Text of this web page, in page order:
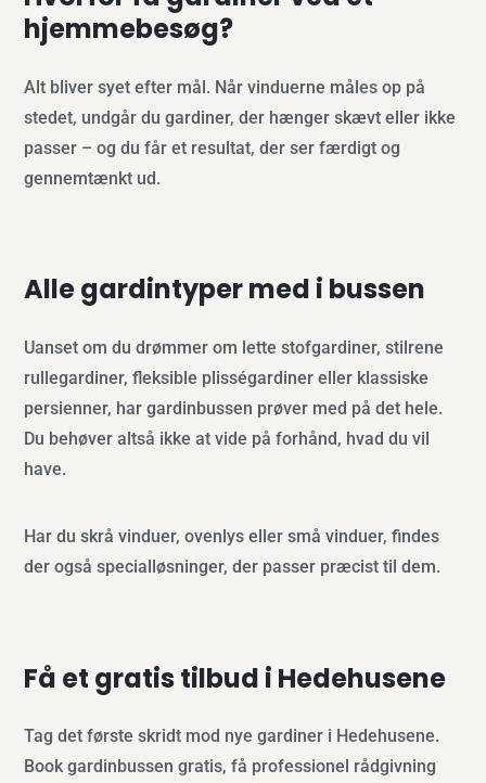
hjemmebesøg?
Alt bliver syet efter mål. Når vinduerne måles op på
stedet, undgår du gardiner, der hænger skævt eller ikke
passer – og du får et resultat, der ser færdigt og
gennemtænkt ud.
Alle gardintyper med i bussen
Uanset om du drømmer om lette stofgardiner, stilrene
rullegardiner, fleksible plisségardiner eller klassiske
persienner, har gardinbussen prøver med på det hele.
Du behøver altså ikke at vide på forhånd, hvad du vil
have.
Har du skrå vinduer, ovenlys eller små vinduer, findes
der også specialløsninger, der passer præcist til dem.
Få et gratis tilbud i Hedehusene
Tag det første skridt mod nye gardiner i Hedehusene.
Book gardinbussen gratis, få professionel rådgivning